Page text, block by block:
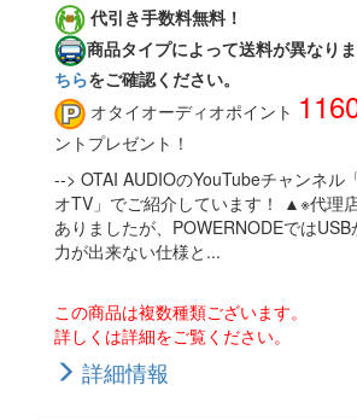
代引き手数料無料！
商品タイプによって送料が異なり
ちらをご確認ください。
オタイオーディオポイント
ントプレゼント！
--> OTAI AUDIOのYouTubeチャンネル
オTV」でご紹介しています！ ▲※代理
ありましたが、POWERNODEでは
力が出来ない仕様と...
この商品は複数種類ございます。
詳しくは詳細をご覧ください。
詳細情報